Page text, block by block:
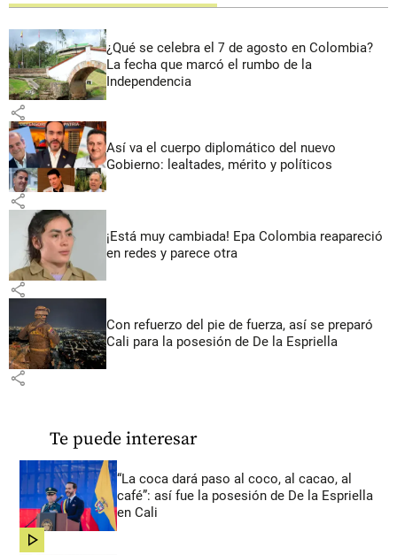
¿Qué se celebra el 7 de agosto en Colombia?
La fecha que marcó el rumbo de la
Independencia
share
Así va el cuerpo diplomático del nuevo
Gobierno: lealtades, mérito y políticos
share
¡Está muy cambiada! Epa Colombia reapareció
en redes y parece otra
share
Con refuerzo del pie de fuerza, así se preparó
Cali para la posesión de De la Espriella
share
Te puede interesar
“La coca dará paso al coco, al cacao, al
café”: así fue la posesión de De la Espriella
en Cali
share